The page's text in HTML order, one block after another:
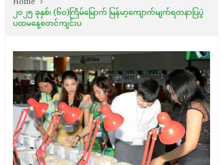
၂၀၂၅ ခုနှစ်၊ (၆၀)ကြိမ်မြောက် မြန်မာ့ကျောက်မျက်ရတနာပြပွဲ
ပထမနေ့စတင်ကျင်းပ